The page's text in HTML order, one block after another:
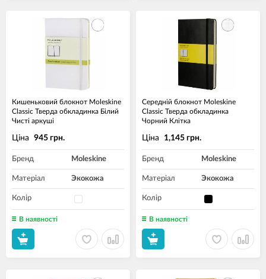
Кишеньковий блокнот Moleskine
Classic Тверда обкладинка Білий
Чисті аркуші
Ціна 945 грн.
Бренд Moleskine
Матеріал Экокожа
Колір
В наявності
Середній блокнот Moleskine
Classic Тверда обкладинка
Чорний Клітка
Ціна 1,145 грн.
Бренд Moleskine
Матеріал Экокожа
Колір
В наявності